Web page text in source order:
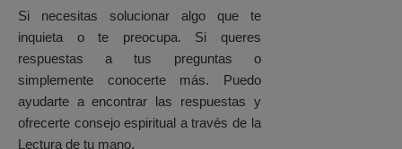
Si necesitas solucionar algo que te
inquieta o te preocupa. Si queres
respuestas a tus preguntas o
simplemente conocerte más. Puedo
ayudarte a encontrar las respuestas y
ofrecerte consejo espiritual a través de la
Lectura de tu mano.